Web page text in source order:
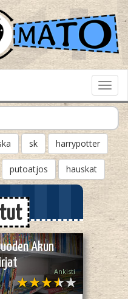
sk harrypotter
putoatjos hauskat
Akun
Ankisti